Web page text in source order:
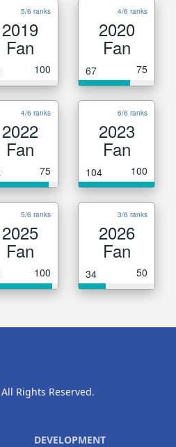
5/6 ranks
2019
Fan
100
4/6 ranks
2020
Fan
67 75
4/6 ranks
2022
Fan
75
6/6 ranks
2023
Fan
104 100
5/6 ranks
2025
Fan
100
3/6 ranks
2026
Fan
34 50
All Rights Reserved.
DEVELOPMENT